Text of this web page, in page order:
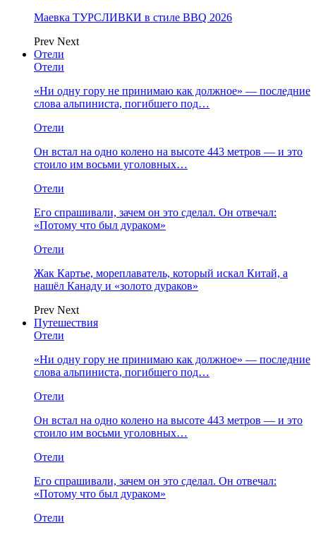
Маевка ТУРСЛИВКИ в стиле BBQ 2026
Prev Next
Отели
Отели
«Ни одну гору не принимаю как должное» — последние
слова альпиниста, погибшего под…
Отели
Он встал на одно колено на высоте 443 метров — и это
стоило им восьми уголовных…
Отели
Его спрашивали, зачем он это сделал. Он отвечал:
«Потому что был дураком»
Отели
Жак Картье, мореплаватель, который искал Китай, а
нашёл Канаду и «золото дураков»
Prev Next
Путешествия
Отели
«Ни одну гору не принимаю как должное» — последние
слова альпиниста, погибшего под…
Отели
Он встал на одно колено на высоте 443 метров — и это
стоило им восьми уголовных…
Отели
Его спрашивали, зачем он это сделал. Он отвечал:
«Потому что был дураком»
Отели